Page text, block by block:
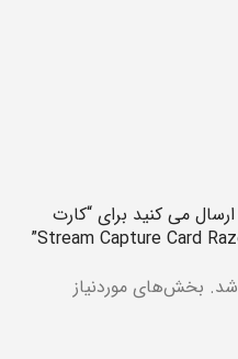
می کنید برای “کارت
بخش‌های موردنیاز